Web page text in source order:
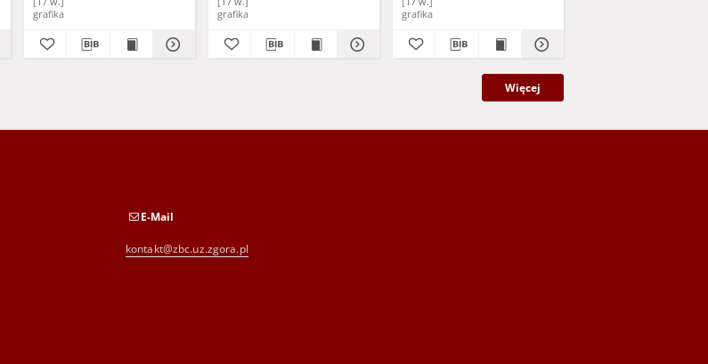
grafika
grafika
grafika
Więcej
E-Mail
kontakt@zbc.uz.zgora.pl